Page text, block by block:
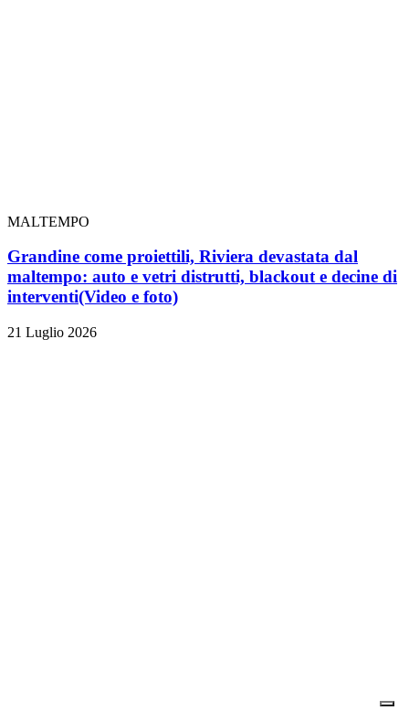
MALTEMPO
Grandine come proiettili, Riviera devastata dal
maltempo: auto e vetri distrutti, blackout e decine di
interventi(Video e foto)
21 Luglio 2026